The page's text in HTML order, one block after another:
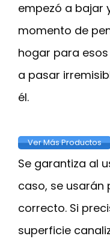
empezó a bajar
momento de
hogar para
a pasar
él.
Ver Más Productos
Se garantiza al
caso, se
correcto. Si
superficie